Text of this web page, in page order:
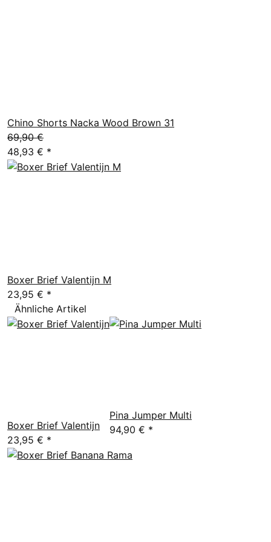
Chino Shorts Nacka Wood Brown 31
69,90 €
48,93 € *
Boxer Brief Valentijn M
23,95 € *
Ähnliche Artikel
Boxer Brief Valentijn
23,95 € *
Pina Jumper Multi
94,90 € *